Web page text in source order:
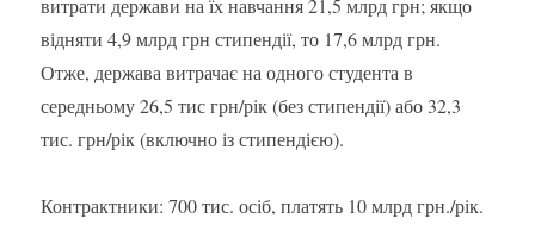
витрати держави на їх навчання 21,5 млрд грн; якщо
відняти 4,9 млрд грн стипендії, то 17,6 млрд грн.
Отже, держава витрачає на одного студента в
середньому 26,5 тис грн/рік (без стипендії) або 32,3
тис. грн/рік (включно із стипендією).
Контрактники: 700 тис. осіб, платять 10 млрд грн./рік.